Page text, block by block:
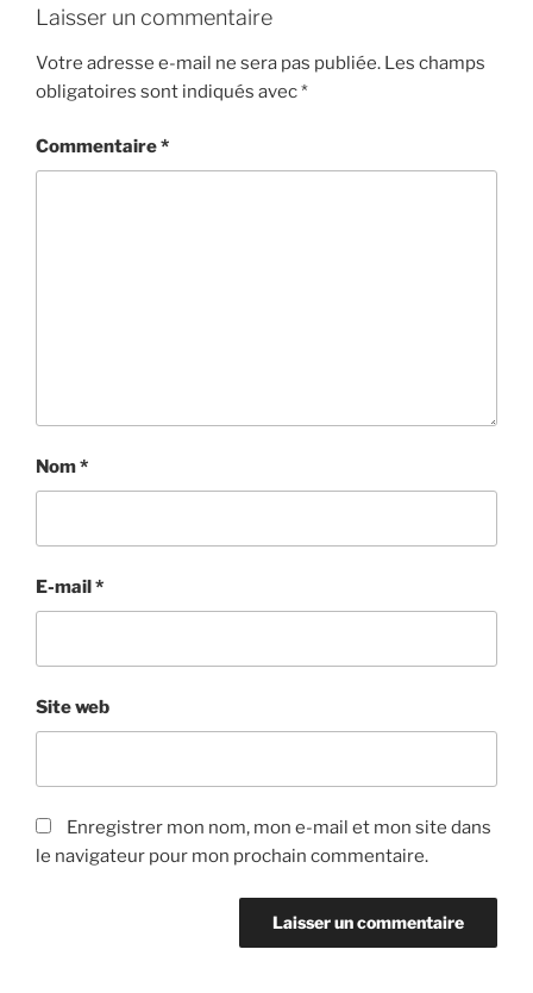
Laisser un commentaire
Votre adresse e-mail ne sera pas publiée. Les champs
obligatoires sont indiqués avec*
Commentaire*
Nom*
E-mail *
Site web
Enregistrer mon nom, mon e-mail et mon site dans
le navigateur pour mon prochain commentaire.